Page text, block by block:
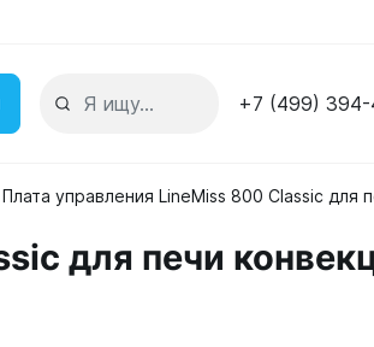
+7 (499)
Плата управления LineMiss 800 Classic для
для печи